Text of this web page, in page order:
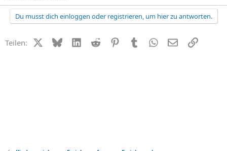
Du musst dich einloggen oder registrieren, um hier zu antworten.
Teilen: X (Twitter)
BlueskyLinkedIn
Reddit PinterestTumblr WhatsApp
E-MailLink